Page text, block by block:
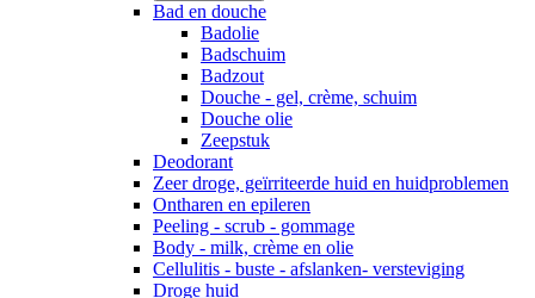
Bad en douche
Badolie
Badschuim
Badzout
Douche - gel, crème, schuim
Douche olie
Zeepstuk
Deodorant
Zeer droge, geïrriteerde huid en huidproblemen
Ontharen en epileren
Peeling - scrub - gommage
Body - milk, crème en olie
Cellulitis - buste - afslanken- versteviging
Droge huid